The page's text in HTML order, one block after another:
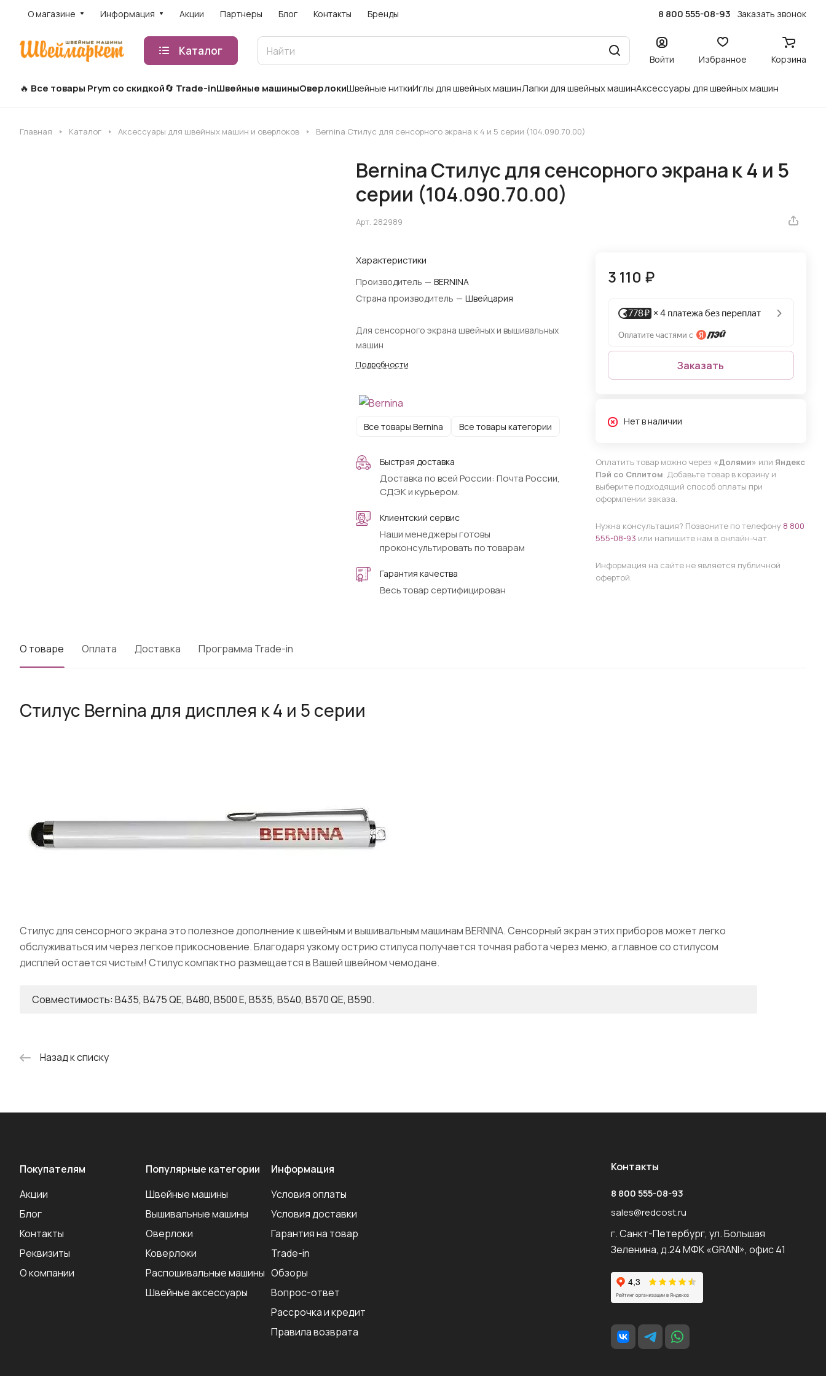
О магазине Информация Акции Партнеры Блог Контакты Бренды 8 800 555-08-93 Заказать звонок
Каталог
Войти Избранное Корзина
Все товары Prym со скидкой Trade-inШвейные машиныОверлокиШвейные ниткиИглы для швейных машинЛапки для швейных машинАксессуары для швейных машин
Главная Каталог Аксессуары для швейных машин и оверлоков Bernina Стилус для сенсорного экрана к 4 и 5 серии (104.090.70.00)
Bernina Стилус для сенсорного экрана к 4 и 5
серии (104.090.70.00)
Арт. 282989
Характеристики
Производитель — BERNINA
Страна производитель — Швейцария
Для сенсорного экрана швейных и вышивальных
машин
Подробности
Все товары Bernina Все товары категории
Быстрая доставка
Доставка по всей России: Почта России,
СДЭК и курьером.
Клиентский сервис
Наши менеджеры готовы
проконсультировать по товарам
Гарантия качества
Весь товар сертифицирован
3 110 ₽
Заказать
Нет в наличии
Оплатить товар можно через «Долями» или Яндекс
Пэй со Сплитом. Добавьте товар в корзину и
выберите подходящий способ оплаты при
оформлении заказа.
Нужна консультация? Позвоните по телефону 8 800
555-08-93 или напишите нам в онлайн-чат.
Информация на сайте не является публичной
офертой.
О товаре Оплата Доставка Программа Trade-in
Стилус Bernina для дисплея к 4 и 5 серии
Стилус для сенсорного экрана это полезное дополнение к швейным и вышивальным машинам BERNINA. Сенсорный экран этих приборов может легко
обслуживаться им через легкое прикосновение. Благодаря узкому острию стилуса получается точная работа через меню, а главное со стилусом
дисплей остается чистым! Стилус компактно размещается в Вашей швейном чемодане.
Совместимость: B435, B475 QE, B480, B500 E, B535, B540, B570 QE, B590.
Назад к списку
Покупателям
Акции
Блог
Контакты
Реквизиты
О компании
Популярные категории
Швейные машины
Вышивальные машины
Оверлоки
Коверлоки
Распошивальные машины
Швейные аксеcсуары
Информация
Условия оплаты
Условия доставки
Гарантия на товар
Trade-in
Обзоры
Вопрос-ответ
Рассрочка и кредит
Правила возврата
Контакты
8 800 555-08-93
sales@redcost.ru
г. Санкт-Петербург, ул. Большая
Зеленина, д.24 МФК «GRANI», офис 41